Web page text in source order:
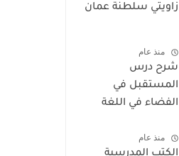
زاويتي سلطنة عمان
منذ عام
شرح درس
المستقبل في
الفضاء في اللغة
الخامس الفصل
منذ عام